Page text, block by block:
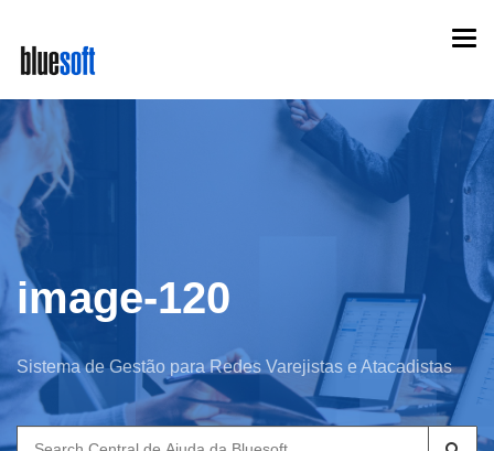
main
content
image-120
Sistema de Gestão para Redes Varejistas e Atacadistas
Search